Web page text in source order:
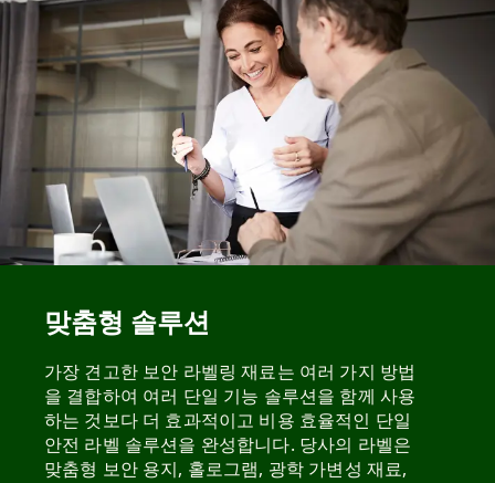
맞춤형 솔루션
가장 견고한 보안 라벨링 재료는 여러 가지 방법
을 결합하여 여러 단일 기능 솔루션을 함께 사용
하는 것보다 더 효과적이고 비용 효율적인 단일
안전 라벨 솔루션을 완성합니다. 당사의 라벨은
맞춤형 보안 용지, 홀로그램, 광학 가변성 재료,